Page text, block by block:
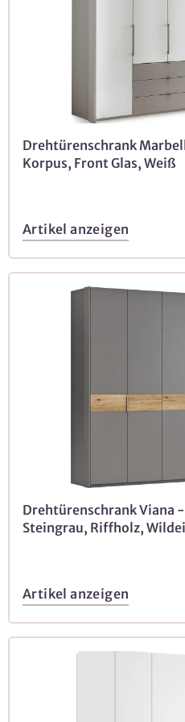
Drehtürenschrank
Korpus, Front Glas, Weiß
Artikel anzeigen
Drehtürenschrank Viana -
Steingrau, Riffholz,
Artikel anzeigen